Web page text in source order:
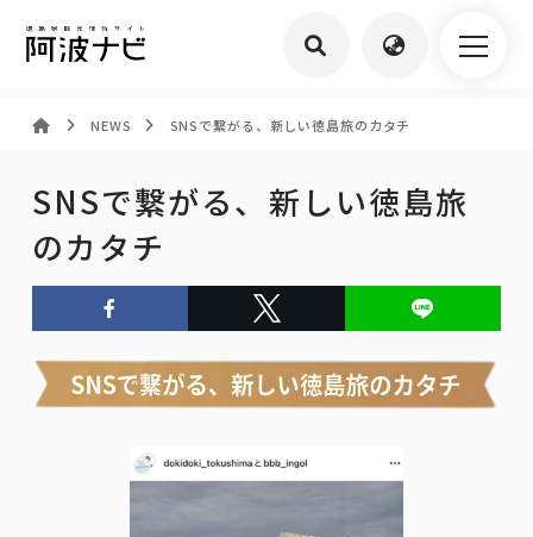
NEWS SNSで繋がる、新しい徳島旅のカタチ
SNSで繋がる、新しい徳島旅
のカタチ